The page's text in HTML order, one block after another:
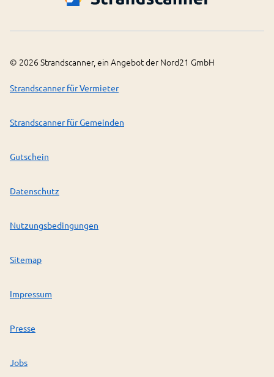
© 2026 Strandscanner, ein Angebot der Nord21 GmbH
Strandscanner für Vermieter
Strandscanner für Gemeinden
Gutschein
Datenschutz
Nutzungsbedingungen
Sitemap
Impressum
Presse
Jobs